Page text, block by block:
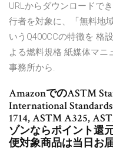
URLからダウンロードで
行者を対象に、「無料地
いうQ400CCの特徴を 格
よる燃料規格 紙媒体マニ
事務所から.
AmazonでのASTM
International
1714, ASTM A325,
ゾンならポイント還
便対象商品は当日お